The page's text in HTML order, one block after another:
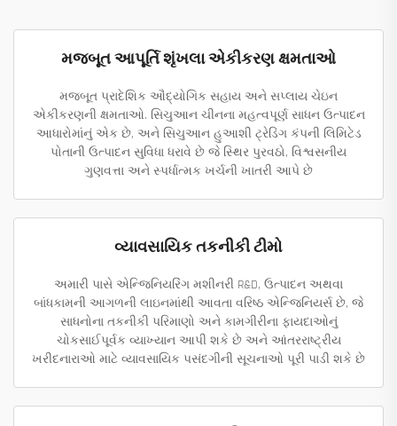
મજબૂત આપૂર્તિ શૃંખલા એકીકરણ ક્ષમતાઓ
મજબૂત પ્રાદેશિક ઔદ્યોગિક સહાય અને સપ્લાય ચેઇન
એકીકરણની ક્ષમતાઓ. સિચુઆન ચીનના મહત્વપૂર્ણ સાધન ઉત્પાદન
આધારોમાંનું એક છે, અને સિચુઆન હુઆશી ટ્રેડિંગ કંપની લિમિટેડ
પોતાની ઉત્પાદન સુવિધા ધરાવે છે જે સ્થિર પુરવઠો, વિશ્વસનીય
ગુણવત્તા અને સ્પર્ધાત્મક ખર્ચની ખાતરી આપે છે
વ્યાવસાયિક તકનીકી ટીમો
અમારી પાસે એન્જિનિયરિંગ મશીનરી R&D, ઉત્પાદન અથવા
બાંધકામની આગળની લાઇનમાંથી આવતા વરિષ્ઠ એન્જિનિયર્સ છે, જે
સાધનોના તકનીકી પરિમાણો અને કામગીરીના ફાયદાઓનું
ચોકસાઈપૂર્વક વ્યાખ્યાન આપી શકે છે અને આંતરરાષ્ટ્રીય
ખરીદનારાઓ માટે વ્યાવસાયિક પસંદગીની સૂચનાઓ પૂરી પાડી શકે છે